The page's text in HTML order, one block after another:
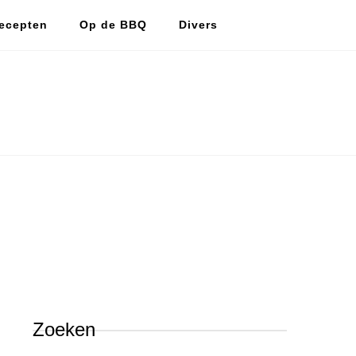
Op de BBQ Divers
Zoeken